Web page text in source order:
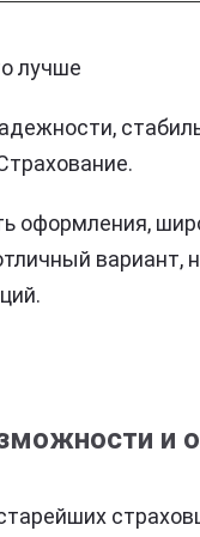
лучше
оформления,
вариант,
и